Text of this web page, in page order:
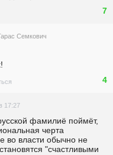
7
Семкович
4
17:27
фамилиё поймёт,
черта
во власти обычно не
"счастливыми